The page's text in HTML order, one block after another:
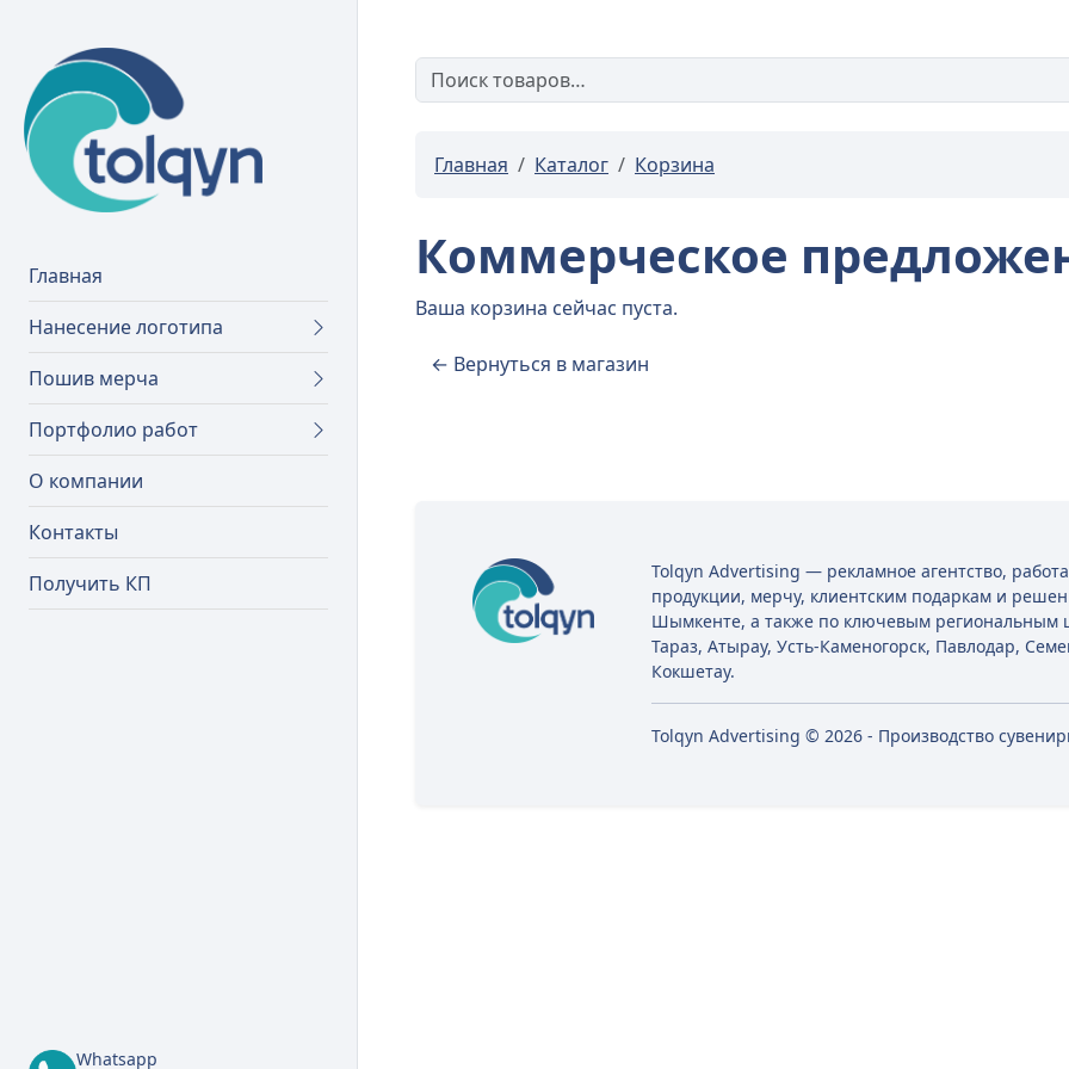
Главная
Нанесение логотипа
Пошив мерча
Портфолио работ
О компании
Контакты
Получить КП
Whatsapp
Главная Каталог Корзина
Коммерческое
Ваша корзина сейчас пуста.
Tolqyn Advertising — рекламное агентство,
продукции, мерчу, клиентским подаркам и
Шымкенте, а также по ключевым региональным
Тараз, Атырау, Усть-Каменогорск, Павлодар,
Кокшетау.
Tolqyn Advertising © 2026 - Производство